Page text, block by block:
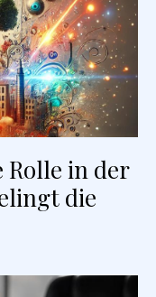
in der
die